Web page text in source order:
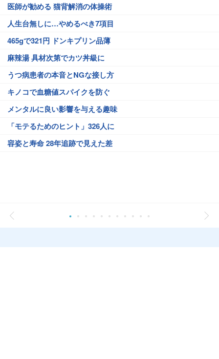
医師が勧める 猫背解消の体操術
人生台無しに…やめるべき7項目
465gで321円 ドンキプリン品薄
麻辣湯 具材次第でカツ丼級に
うつ病患者の本音とNGな接し方
キノコで血糖値スパイクを防ぐ
メンタルに良い影響を与える趣味
「モテるためのヒント」326人に
容姿と寿命 28年追跡で見えた差